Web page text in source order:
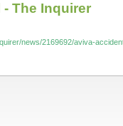
The Inquirer
news/2169692/aviva-